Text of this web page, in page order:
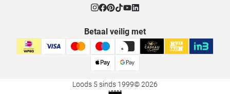
Betaal veilig met
Loods 5 sinds 1999© 2026